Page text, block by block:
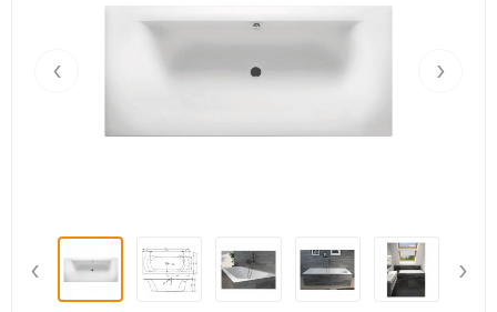
‹ ›
‹ ›